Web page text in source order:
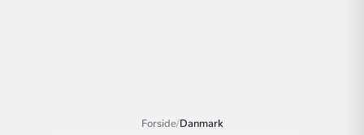
Forside/Danmark